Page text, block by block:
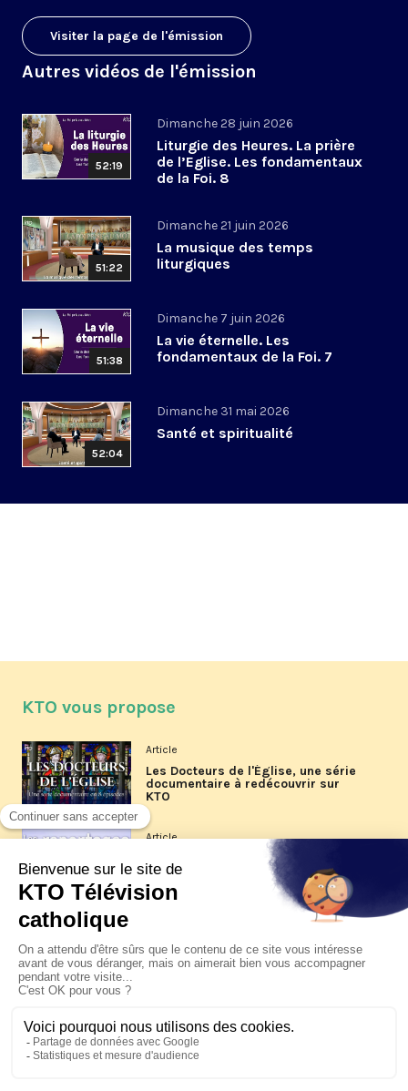
Visiter la page de l'émission
Autres vidéos de l'émission
52:19
Dimanche 28 juin 2026
Liturgie des Heures. La prière
de l’Eglise. Les fondamentaux
de la Foi. 8
51:22
Dimanche 21 juin 2026
La musique des temps
liturgiques
51:38
Dimanche 7 juin 2026
La vie éternelle. Les
fondamentaux de la Foi. 7
52:04
Dimanche 31 mai 2026
Santé et spiritualité
KTO vous propose
Article
Les Docteurs de l'Église, une série
documentaire à redécouvrir sur
KTO
Article
Les reportages d'été 2026 de KTO
La visite pastorale du pape Léon
XIV à Assise à suivre sur KTO le
jeudi 6 août
Le pape en Uruguay, Argentine et
Pérou du 6 au 17 novembre 2026